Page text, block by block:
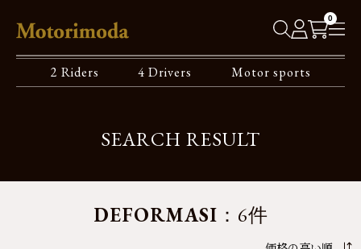
0
2 Riders 4 Drivers Motor sports
SEARCH RESULT
DEFORMASI ：6件